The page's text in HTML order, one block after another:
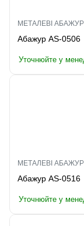
МЕТАЛЕВІ
Абажур AS-0506
Уточнюйте у
МЕТАЛЕВІ
Абажур AS-0516
Уточнюйте у